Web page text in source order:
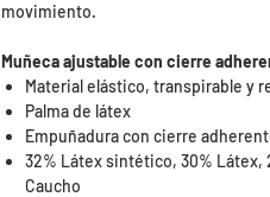
movimiento.
Muñeca ajustable con cierre
Material elástico, transpirable y
Palma de látex
Empuñadura con cierre
32% Látex sintético, 30% Látex,
Caucho